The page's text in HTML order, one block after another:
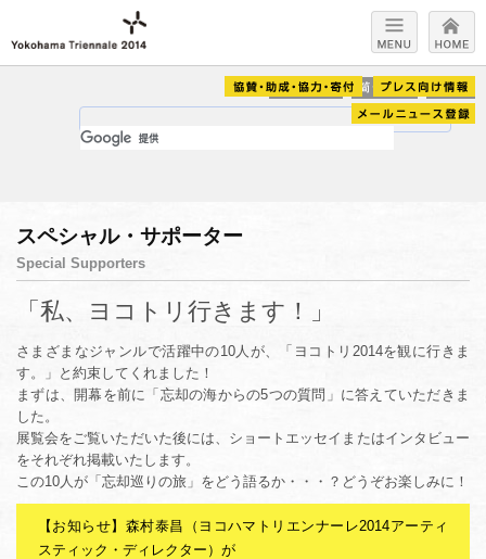
スペシャル・サポーター
Special Supporters
「私、ヨコトリ行きます！」
さまざまなジャンルで活躍中の10人が、「ヨコトリ2014を観に行きま
す。」と約束してくれました！
まずは、開幕を前に「忘却の海からの5つの質問」に答えていただきま
した。
展覧会をご覧いただいた後には、ショートエッセイまたはインタビュー
をそれぞれ掲載いたします。
この10人が「忘却巡りの旅」をどう語るか・・・？どうぞお楽しみに！
【お知らせ】森村泰昌（ヨコハマトリエンナーレ2014アーティ
スティック・ディレクター）が